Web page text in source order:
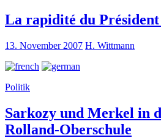
La rapidité du
13. November 2007 H. Wittmann
Politik
Sarkozy und Merkel in
Rolland-Oberschule